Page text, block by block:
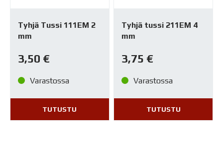
Tyhjä Tussi 111EM 2
mm
3,50 €
Varastossa
TUTUSTU
Tyhjä tussi 211EM 4
mm
3,75 €
Varastossa
TUTUSTU